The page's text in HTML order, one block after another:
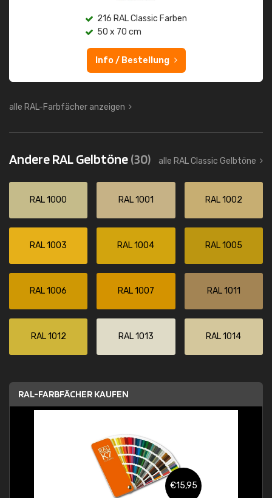
216 RAL Classic Farben
50 x 70 cm
Info / Bestellung
alle RAL-Farbfächer anzeigen
Andere RAL Gelbtöne(30) alle RAL Classic Gelbtöne
RAL 1000 RAL 1001 RAL 1002
RAL 1003 RAL 1004 RAL 1005
RAL 1006 RAL 1007 RAL 1011
RAL 1012 RAL 1013 RAL 1014
RAL-FARBFÄCHER KAUFEN
€15,95